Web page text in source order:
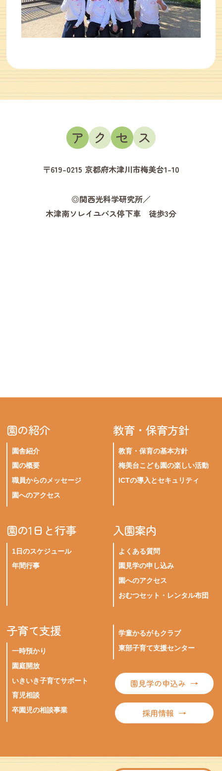
ア ク セ ス
〒619-0215 京都府木津川市梅美台1-10
◎関西光科学研究所／
木津南ソレイユバス停下車 徒歩3分
園の紹介
園舎紹介
園の概要
職員からのメッセージ
園へのアクセス
教育・保育方針
教育・保育の基本方針
梅美台こども園の楽しい活動
ICTの導入とセキュリティ
園の1日と行事
1日のスケジュール
年間行事
入園案内
よくある質問
園見学の申し込み
園へのアクセス
おむつセット・レンタル布団
子育て支援
一時預かり
園庭開放
いきいき子育てサポート
育児相談
卒園児の相談事業
学童かるがもクラブ
東部子育て支援センター
園見学の申込み
採用情報